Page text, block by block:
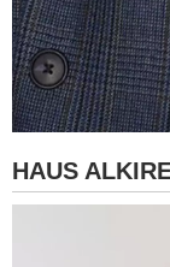
HAUS